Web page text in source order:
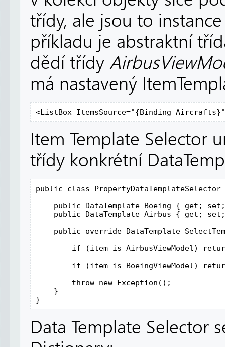
třídy, ale jsou to
příkladu je abstraktní
dědí třídy
má nastavený
<ListBox ItemsSource="{Binding
Item Template Selector
třídy konkrétní
public class
public DataTemplate Boeing { get;
public DataTemplate Airbus { get;
public override DataTemplate
if (item is AirbusViewModel)
if (item is BoeingViewModel)
        throw new Exception();
    }
}
Data Template Selector